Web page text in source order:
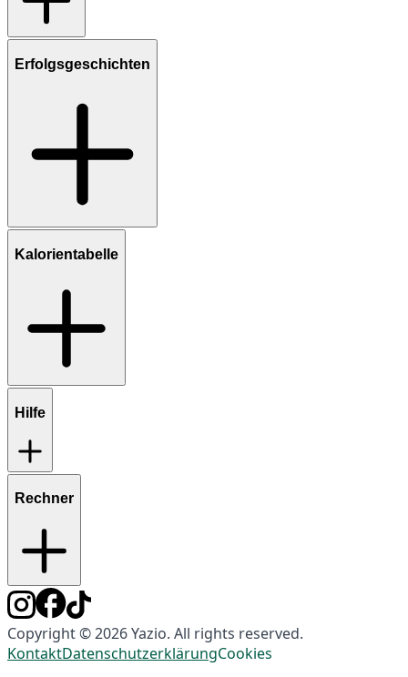
Erfolgsgeschichten
Kalorientabelle
Hilfe
Rechner
Copyright © 2026 Yazio. All rights reserved.
KontaktDatenschutzerklärungCookies